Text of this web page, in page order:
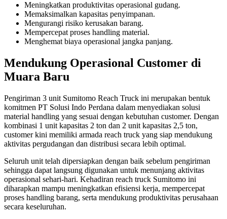
Meningkatkan produktivitas operasional gudang.
Memaksimalkan kapasitas penyimpanan.
Mengurangi risiko kerusakan barang.
Mempercepat proses handling material.
Menghemat biaya operasional jangka panjang.
Mendukung Operasional Customer di
Muara Baru
Pengiriman 3 unit Sumitomo Reach Truck ini merupakan bentuk
komitmen PT Solusi Indo Perdana dalam menyediakan solusi
material handling yang sesuai dengan kebutuhan customer. Dengan
kombinasi 1 unit kapasitas 2 ton dan 2 unit kapasitas 2,5 ton,
customer kini memiliki armada reach truck yang siap mendukung
aktivitas pergudangan dan distribusi secara lebih optimal.
Seluruh unit telah dipersiapkan dengan baik sebelum pengiriman
sehingga dapat langsung digunakan untuk menunjang aktivitas
operasional sehari-hari. Kehadiran reach truck Sumitomo ini
diharapkan mampu meningkatkan efisiensi kerja, mempercepat
proses handling barang, serta mendukung produktivitas perusahaan
secara keseluruhan.